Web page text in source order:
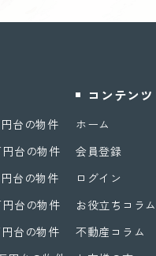
台の物件
台の物件
台の物件
台の物件
台の物件
コンテンツ
ホーム
会員登録
ログイン
お役立ちコラム
不動産コラム